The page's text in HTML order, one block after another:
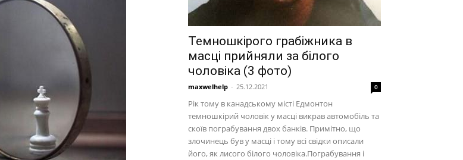
Темношкірого грабіжника в
масці прийняли за білого
чоловіка (3 фото)
maxwelhelp - 25.12.2021 0
Рік тому в канадському місті Едмонтон
темношкірий чоловік у масці викрав автомобіль та
скоїв пограбування двох банків. Примітно, що
злочинець був у масці і тому всі свідки описали
його, як лисого білого чоловіка.Пограбування і